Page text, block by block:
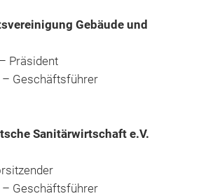
Gebäude und
Präsident
Geschäftsführer
Sanitärwirtschaft e.V.
Geschäftsführer